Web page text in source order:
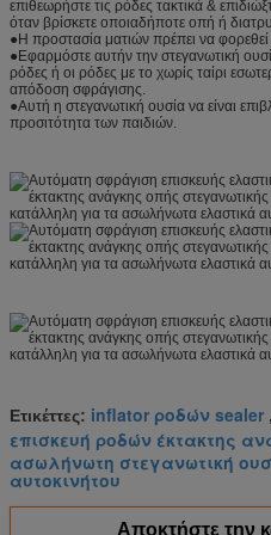
επιθεωρήστε τις ρόδες τακτικά &
όταν βρίσκετε οποιαδήποτε οπή ή
●Η προστασία ματιών πρέπει να
●Εφαρμόστε αυτήν την στεγανωτική
ρόδες ή οι ρόδες με το χωρίς ταίρι
απόδοση σφράγισης.
●Αυτή η στεγανωτική ουσία να είναι
προσιτότητα των παιδιών.
Ετικέττες: inflator ροδών sealer ,
επισκευή ροδών έκτακτης
ασωλήνωτη στεγανωτική
αυτοκινήτου
Αποκτήστε την